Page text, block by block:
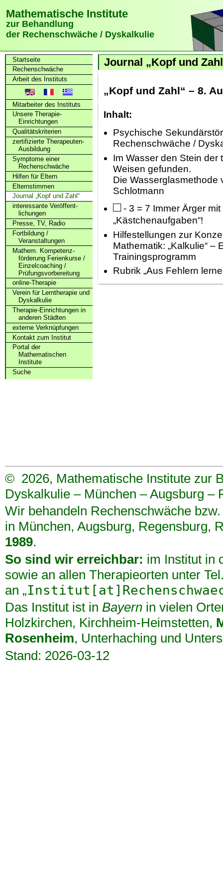
Mathematische Institute
zur Behandlung
der Rechenschwäche / Dyskalkulie
Startseite
Rechenschwäche
Arbeit des Instituts
Mitarbeiter des Instituts
Unsere Therapie-
Einrichtungen
Qualitätskriterien
zertifizierte Therapeuten-
Ausbildung
Symptome einer
Rechenschwäche
Hilfen für Eltern
Elternstimmen
Journal „Kopf und Zahl“
interessante Veröffent­
lichungen
Presse, TV, Radio
Fortbildung /
Veranstaltungen
Mathem. Kompetenz­
förderung Ferienkurse /
Einzelcoaching /
Prüfungs­vorbereitung
online-Therapie
Verein für Lerntherapie und
Dyskalkulie
Therapie-Einrichtungen in
anderen Städten
externe Verknüpfungen
Kontakt zum Institut
Portal der
Mathematischen
Institute
Suche
Journal „Kopf und
„Kopf und Zahl“ – 8.
Inhalt:
Psychische
Rechenschwäche /
Im Wasser den Stein der
Weisen gefunden.
Die Wasserglasmethode
Schlotmann
□ - 3 = 7 Immer Ärger
„Kästchenaufgaben“!
Hilfestellungen zur
Mathematik: „Kalkulie“ –
Trainingsprogramm
Rubrik „Aus Fehlern
©2026, Mathematische Institute zur
Dyskalkulie – München – Augsburg
Wir behandeln Rechenschwäche
in München, Augsburg, Regensburg,
1989.
So sind wir erreichbar: im Institut in
sowie an allen Therapieorten unter
an „
Das Institut ist in Bayernin vielen
Holzkirchen, Kirchheim-Heimstetten,
Rosenheim, Unterhaching und
Stand: 2026-03-12